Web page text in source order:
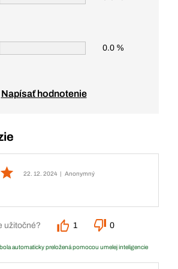
0.0 %
Napísať hodnotenie
22. 12. 2024 | Anonymný
užitočné? 1 0
automaticky preložená pomocou umelej inteligencie